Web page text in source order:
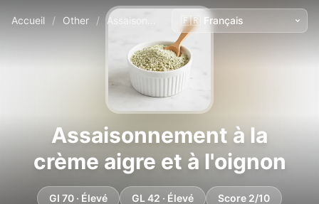
Accueil / Other / Assaisonnement à la crème aigre et à l'oignon
Assaisonnement à la
crème aigre et à l'oignon
GI 70 · Élevé GL 42 · Élevé Score 2/10